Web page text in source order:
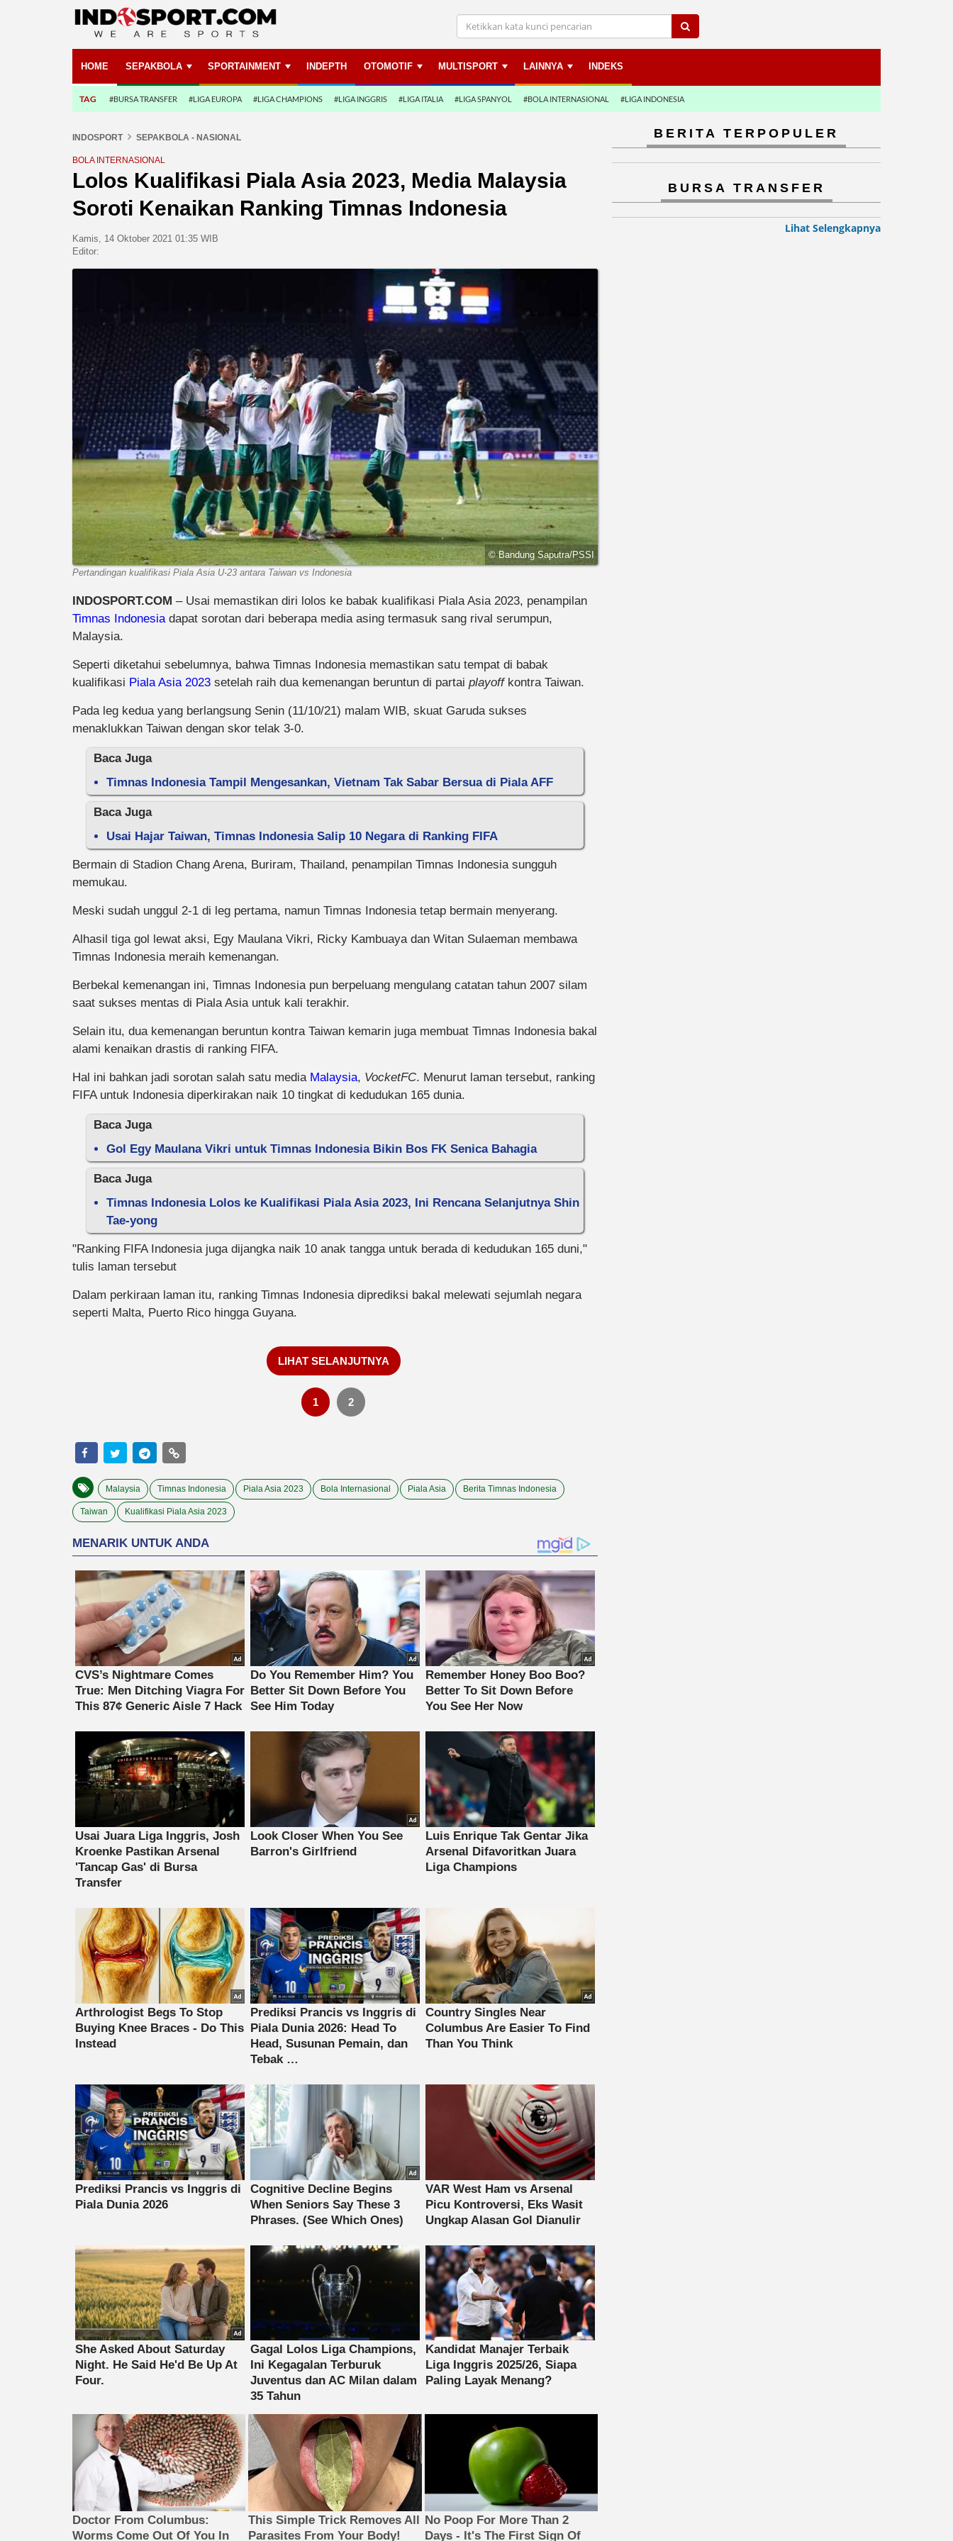
HOME SEPAKBOLA SPORTAINMENT INDEPTH OTOMOTIF MULTISPORT LAINNYA INDEKS
TAG #BURSA TRANSFER #LIGA EUROPA #LIGA CHAMPIONS #LIGA INGGRIS #LIGA ITALIA #LIGA SPANYOL #BOLA INTERNASIONAL #LIGA INDONESIA
INDOSPORT SEPAKBOLA - NASIONAL
BOLA INTERNASIONAL
Lolos Kualifikasi Piala Asia 2023, Media Malaysia
Soroti Kenaikan Ranking Timnas Indonesia
Kamis, 14 Oktober 2021 01:35 WIB
Editor:
© Bandung Saputra/PSSI
Pertandingan kualifikasi Piala Asia U-23 antara Taiwan vs Indonesia
INDOSPORT.COM – Usai memastikan diri lolos ke babak kualifikasi Piala Asia 2023, penampilan
Timnas Indonesiadapat sorotan dari beberapa media asing termasuk sang rival serumpun,
Malaysia.
Seperti diketahui sebelumnya, bahwa Timnas Indonesia memastikan satu tempat di babak
kualifikasi Piala Asia 2023 setelah raih dua kemenangan beruntun di partai playoffkontra Taiwan.
Pada leg kedua yang berlangsung Senin (11/10/21) malam WIB, skuat Garuda sukses
menaklukkan Taiwan dengan skor telak 3-0.
Baca Juga
Timnas Indonesia Tampil Mengesankan, Vietnam Tak Sabar Bersua di Piala AFF
Baca Juga
Usai Hajar Taiwan, Timnas Indonesia Salip 10 Negara di Ranking FIFA
Bermain di Stadion Chang Arena, Buriram, Thailand, penampilan Timnas Indonesia sungguh
memukau.
Meski sudah unggul 2-1 di leg pertama, namun Timnas Indonesia tetap bermain menyerang.
Alhasil tiga gol lewat aksi, Egy Maulana Vikri, Ricky Kambuaya dan Witan Sulaeman membawa
Timnas Indonesia meraih kemenangan.
Berbekal kemenangan ini, Timnas Indonesia pun berpeluang mengulang catatan tahun 2007 silam
saat sukses mentas di Piala Asia untuk kali terakhir.
Selain itu, dua kemenangan beruntun kontra Taiwan kemarin juga membuat Timnas Indonesia bakal
alami kenaikan drastis di ranking FIFA.
Hal ini bahkan jadi sorotan salah satu media Malaysia, VocketFC. Menurut laman tersebut, ranking
FIFA untuk Indonesia diperkirakan naik 10 tingkat di kedudukan 165 dunia.
Baca Juga
Gol Egy Maulana Vikri untuk Timnas Indonesia Bikin Bos FK Senica Bahagia
Baca Juga
Timnas Indonesia Lolos ke Kualifikasi Piala Asia 2023, Ini Rencana Selanjutnya Shin
Tae-yong
"Ranking FIFA Indonesia juga dijangka naik 10 anak tangga untuk berada di kedudukan 165 duni,"
tulis laman tersebut
Dalam perkiraan laman itu, ranking Timnas Indonesia diprediksi bakal melewati sejumlah negara
seperti Malta, Puerto Rico hingga Guyana.
LIHAT SELANJUTNYA
1 2
Malaysia Timnas Indonesia Piala Asia 2023 Bola Internasional Piala Asia Berita Timnas Indonesia
Taiwan Kualifikasi Piala Asia 2023
Doctor From Columbus:
Worms Come Out Of You In
This Simple Trick Removes All
Parasites From Your Body!
No Poop For More Than 2
Days - It's The First Sign Of
BERITA TERPOPULER
BURSA TRANSFER
Lihat Selengkapnya